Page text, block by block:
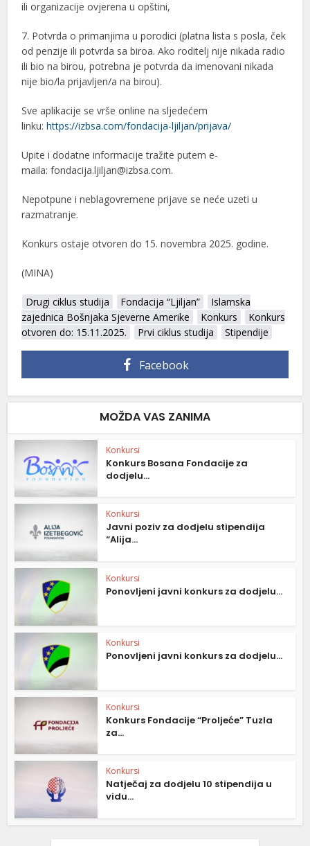
ili organizacije ovjerena u opštini,
7. Potvrda o primanjima u porodici (platna lista s posla, ček
od penzije ili potvrda sa biroa. Ako roditelj nije nikada radio
ili bio na birou, potrebna je potvrda da imenovani nikada
nije bio/la prijavljen/a na birou).
Sve aplikacije se vrše online na sljedećem
linku:https://izbsa.com/fondacija-ljiljan/prijava/
Upite i dodatne informacije tražite putem e-
maila: fondacija.ljiljan@izbsa.com.
Nepotpune i neblagovremene prijave se neće uzeti u
razmatranje.
Konkurs ostaje otvoren do 15. novembra 2025. godine.
(MINA)
Drugi ciklus studija Fondacija “Ljiljan”
Islamska
zajednica Bošnjaka Sjeverne Amerike
Konkurs
Konkurs
otvoren do: 15.11.2025.
Prvi ciklus studija Stipendije
Facebook
MOŽDA VAS ZANIMA
Konkursi
Konkurs Bosana Fondacije za
dodjelu...
Konkursi
Javni poziv za dodjelu stipendija
“Alija...
Konkursi
Ponovljeni javni konkurs za dodjelu...
Konkursi
Ponovljeni javni konkurs za dodjelu...
Konkursi
Konkurs Fondacije “Proljeće” Tuzla
za...
Konkursi
Natječaj za dodjelu 10 stipendija u
vidu...